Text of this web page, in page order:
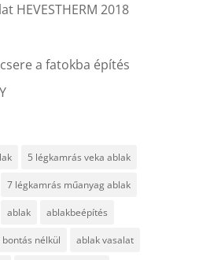
HEVESTHERM 2018
a fatokba építés
5 légkamrás veka ablak
7 légkamrás műanyag ablak
ablak ablakbeépítés
nélkül ablak vasalat